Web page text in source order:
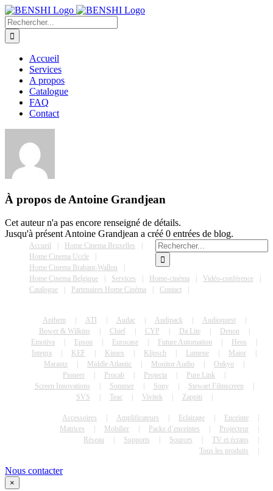
Passer
au
contenu
Rechercher:
Accueil
Services
A propos
Catalogue
FAQ
Contact
À propos de Antoine Grandjean
Cet auteur n'a pas encore renseigné de détails.
Jusqu'à présent Antoine Grandjean a créé 0 entrées de blog.
Rechercher:
Accueil
Home Cinema Bruxelles
Home Cinema Uccle
Home Cinema Brabant-Wallon
Home Cinema Belgique
Services Home-cinéma
Vidéo-conférence
Catalogue
Partenaires Home Cinéma Contact
Anthem ATI Audac Audipack
Audioquest
Bower & Wilkins
Chief CYP Da Lite
Denon
Emotiva
Epson Eurocase Future Automation
Heos
Integra
KEF Kimex Klipsch Lumene
Maior
Marantz
Middle Atlantic Monitor Audio
Onkyo
Pioneer
Procab Projecta
Pure Link
Screen Innovations
Sommer Sony
Stewart Filmscreen
SVS
Teac Vivitek Zappiti
Accessoires Amplificateurs Eclairage
Enceinte
Matrices
Mobilier Packs d’enceintes
Projecteur
Réseau
Supports Sources
TV et écrans
Tous les produits
Nous contacter
×